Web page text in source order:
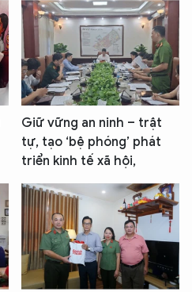
Giữ vững an ninh – trật
tự, tạo ‘bệ phóng’ phát
triển kinh tế xã hội,